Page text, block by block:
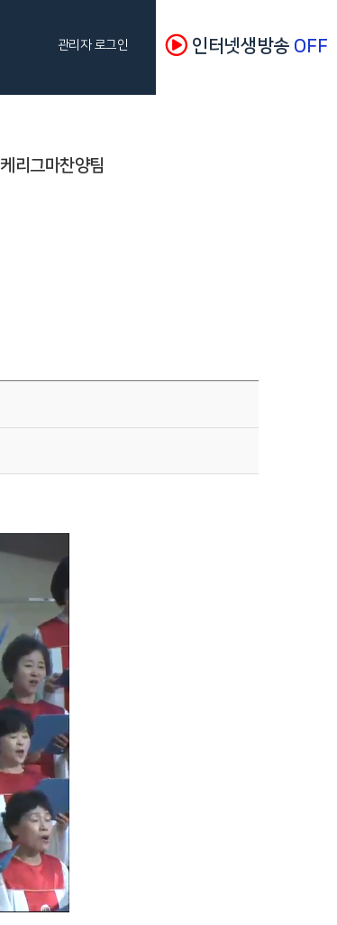
케리그마찬양팀
관리자 로그인 인터넷생방송 OFF